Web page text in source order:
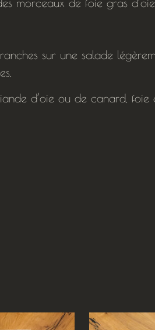
sur une salade
d’oie ou de canard, foie